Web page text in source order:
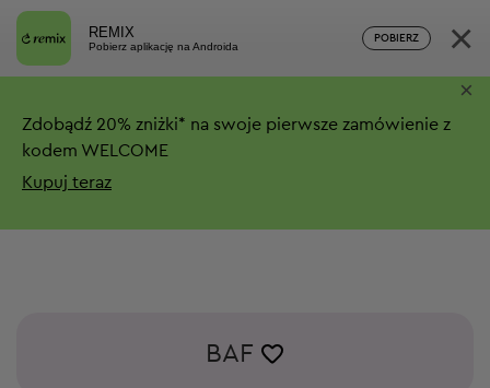
REMIX
Pobierz aplikację na Androida
POBIERZ ×
Zdobądź 20% zniżki* na swoje pierwsze zamówienie z
kodem WELCOME
Kupuj teraz
×
BAF